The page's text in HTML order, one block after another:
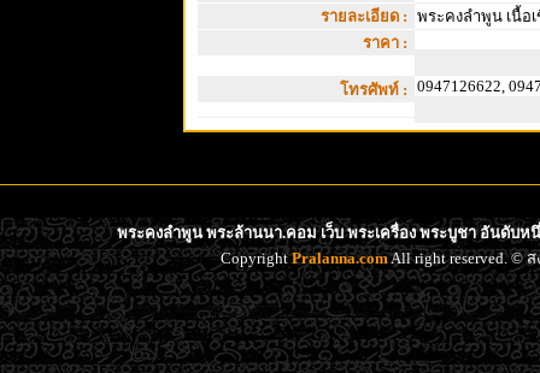
รายละเอียด : พระคงลำพูน เนื้
ราคา :
โทรศัพท์ : 0947126622,
พระคงลำพูน พระล้านนา.คอม เว็บ พระเครื่อง พระบูชา อันดับห
CopyrightPralanna.comAll right reserved. ©